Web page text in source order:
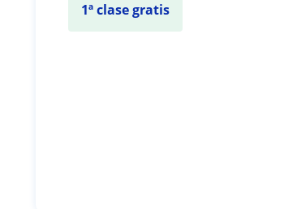
1ª clase gratis